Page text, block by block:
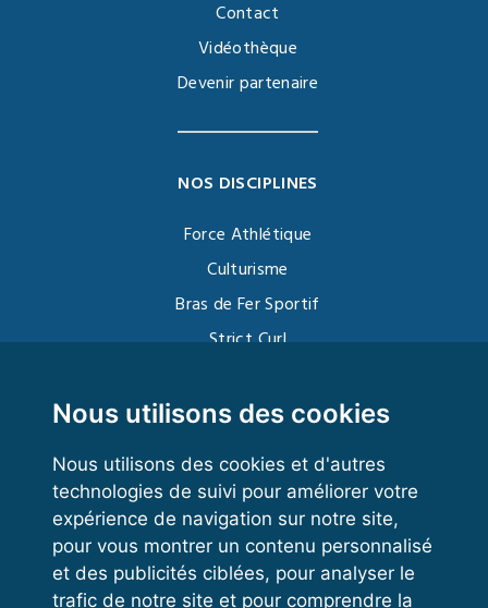
Nous utilisons des cookies
Nous utilisons des cookies et d'autres
technologies de suivi pour améliorer votre
expérience de navigation sur notre site,
pour vous montrer un contenu personnalisé
et des publicités ciblées, pour analyser le
trafic de notre site et pour comprendre la
Contact
Vidéothèque
Devenir partenaire
NOS DISCIPLINES
Force Athlétique
Culturisme
Bras de Fer Sportif
Strict Curl
Kettlebell
VOS ESPACES
Espace dirigeant
Espace licencié